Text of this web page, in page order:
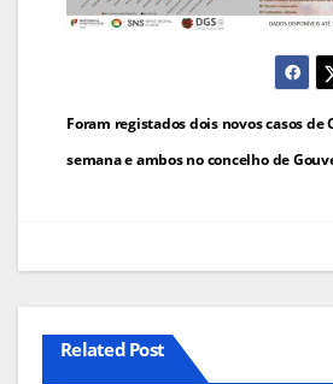
Navegação
de
Foram registados dois novos casos de
semana e ambos no concelho de
Related Post